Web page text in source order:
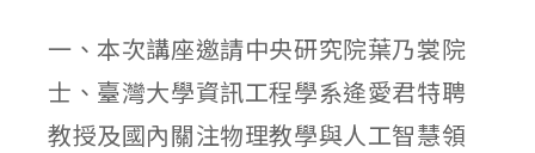
一、本次講座邀請中央研究院葉乃裳院
士、臺灣大學資訊工程學系逄愛君特聘
教授及國內關注物理教學與人工智慧領